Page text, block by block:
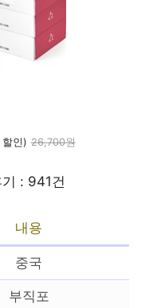
할인) 26,700원
: 941건
내용
중국
부직포